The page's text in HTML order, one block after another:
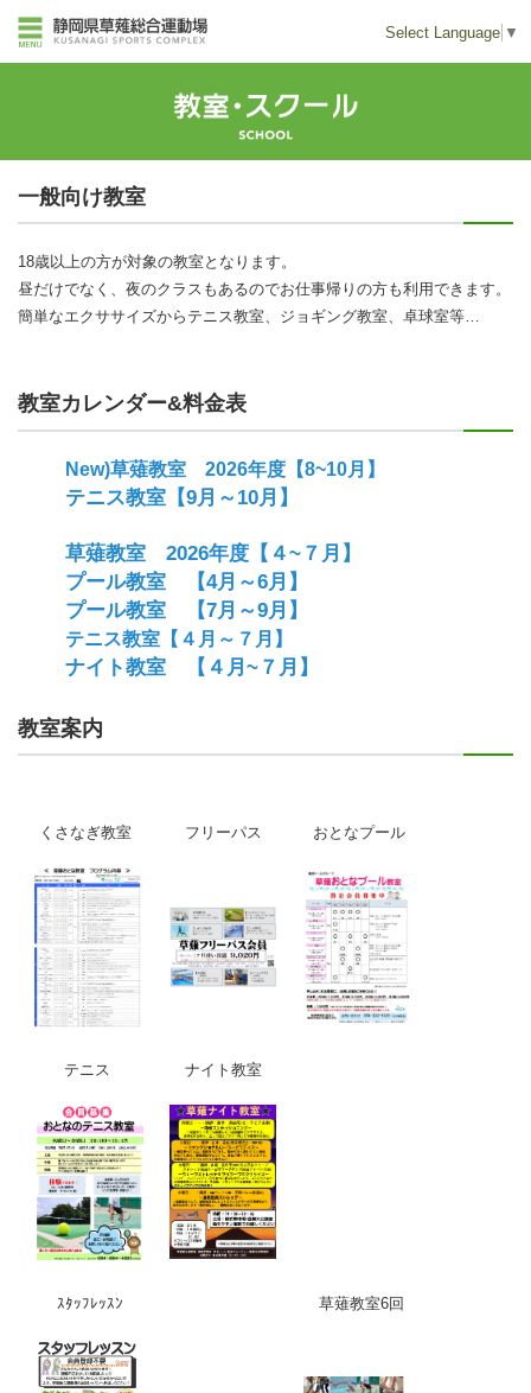
Select Language ▼
一般向け教室
18歳以上の方が対象の教室となります。
昼だけでなく、夜のクラスもあるのでお仕事帰りの方も利用できます。
簡単なエクササイズからテニス教室、ジョギング教室、卓球室等…
教室カレンダー&料金表
New)草薙教室 2026年度【8~10月】
テニス教室【9月～10月】
草薙教室 2026年度【４~７月】
プール教室 【4月～6月】
プール教室 【7月～9月】
テニス教室【４月～７月】
ナイト教室 【４月~７月】
教室案内
くさなぎ教室 フリーパス おとなプール
テニス ナイト教室
ｽﾀｯﾌﾚｯｽﾝ 草薙教室6回